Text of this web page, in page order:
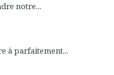
notre...
à parfaitement...